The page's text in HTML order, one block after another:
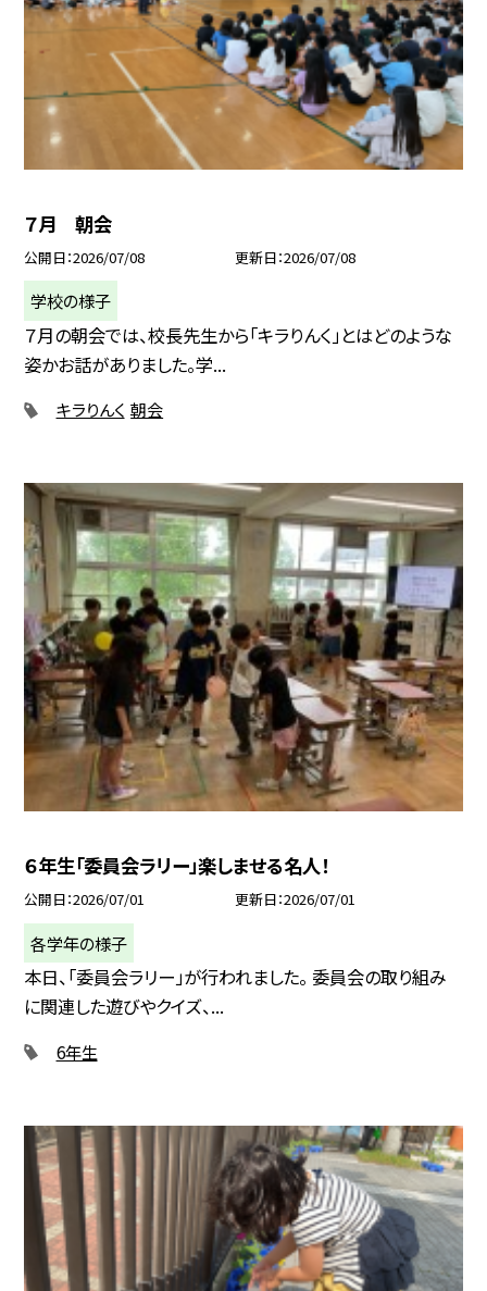
７月 朝会
公開日 2026/07/08 更新日 2026/07/08
学校の様子
７月の朝会では、校長先生から「キラりんく」とはどのような
姿かお話がありました。学...
キラりんく 朝会
６年生「委員会ラリー」楽しませる名人！
公開日 2026/07/01 更新日 2026/07/01
各学年の様子
本日、「委員会ラリー」が行われました。 委員会の取り組み
に関連した遊びやクイズ、...
6年生